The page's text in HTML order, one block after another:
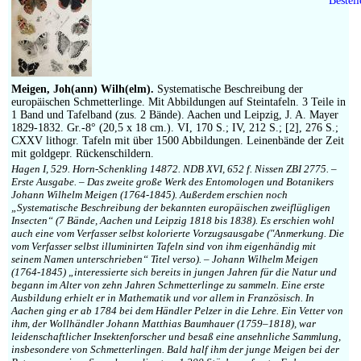
Meigen, Joh(ann) Wilh(elm). Systematische Beschreibung der
europäischen Schmetterlinge. Mit Abbildungen auf Steintafeln. 3 Teile in
1 Band und Tafelband (zus. 2 Bände). Aachen und Leipzig, J. A. Mayer
1829-1832. Gr.-8° (20,5 x 18 cm.). VI, 170 S.; IV, 212 S.; [2], 276 S.;
CXXV lithogr. Tafeln mit über 1500 Abbildungen. Leinenbände der Zeit
mit goldgepr. Rückenschildern.
Hagen I, 529. Horn-Schenkling 14872. NDB XVI, 652 f. Nissen ZBI 2775. –
Erste Ausgabe. – Das zweite große Werk des Entomologen und Botanikers
Johann Wilhelm Meigen (1764-1845). Außerdem erschien noch
„Systematische Beschreibung der bekannten europäischen zweiflügligen
Insecten“ (7 Bände, Aachen und Leipzig 1818 bis 1838). Es erschien wohl
auch eine vom Verfasser selbst kolorierte Vorzugsausgabe (″Anmerkung. Die
vom Verfasser selbst illuminirten Tafeln sind von ihm eigenhändig mit
seinem Namen unterschrieben“ Titel verso). – Johann Wilhelm Meigen
(1764-1845) „interessierte sich bereits in jungen Jahren für die Natur und
begann im Alter von zehn Jahren Schmetterlinge zu sammeln. Eine erste
Ausbildung erhielt er in Mathematik und vor allem in Französisch. In
Aachen ging er ab 1784 bei dem Händler Pelzer in die Lehre. Ein Vetter von
ihm, der Wollhändler Johann Matthias Baumhauer (1759–1818), war
leidenschaftlicher Insektenforscher und besaß eine ansehnliche Sammlung,
insbesondere von Schmetterlingen. Bald half ihm der junge Meigen bei der